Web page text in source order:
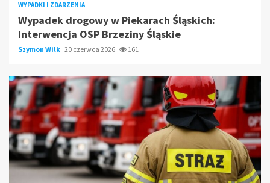
WYPADKI I ZDARZENIA
Wypadek drogowy w Piekarach Śląskich:
Interwencja OSP Brzeziny Śląskie
Szymon Wilk 20 czerwca 2026 161